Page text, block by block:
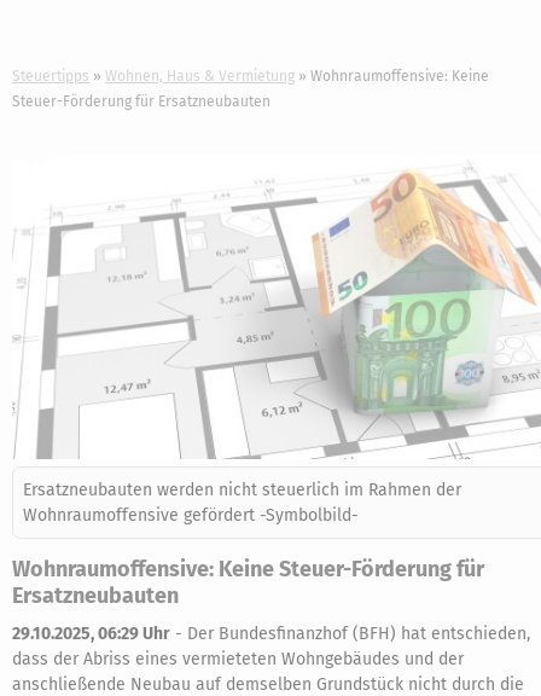
Steuertipps Wohnen, Haus & Vermietung
Wohnraumoffensive: Keine
Steuer-Förderung für Ersatzneubauten
Ersatzneubauten werden nicht steuerlich im Rahmen der
Wohnraumoffensive gefördert -Symbolbild-
Wohnraumoffensive: Keine Steuer-Förderung für
Ersatzneubauten
29.10.2025, 06:29 Uhr - Der Bundesfinanzhof (BFH) hat entschieden,
dass der Abriss eines vermieteten Wohngebäudes und der
anschließende Neubau auf demselben Grundstück nicht durch die